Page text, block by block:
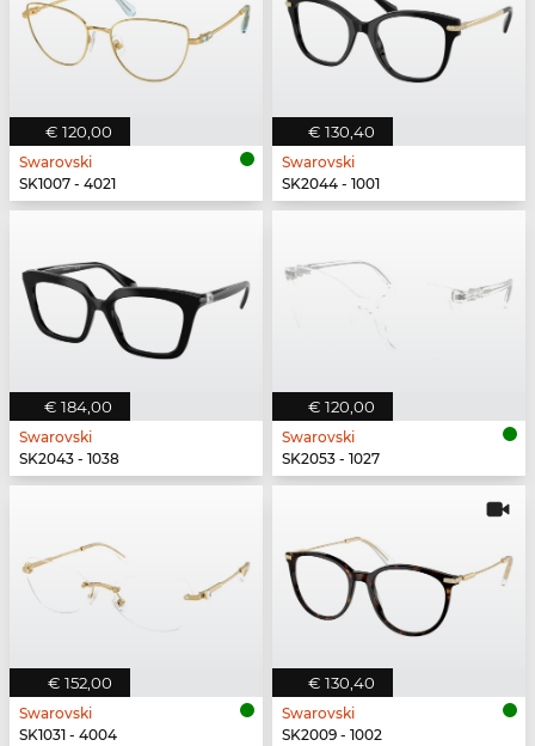
€ 120,00
Swarovski
SK1007 - 4021
€ 130,40
Swarovski
SK2044 - 1001
€ 184,00
Swarovski
SK2043 - 1038
€ 120,00
Swarovski
SK2053 - 1027
€ 152,00
Swarovski
SK1031 - 4004
€ 130,40
Swarovski
SK2009 - 1002